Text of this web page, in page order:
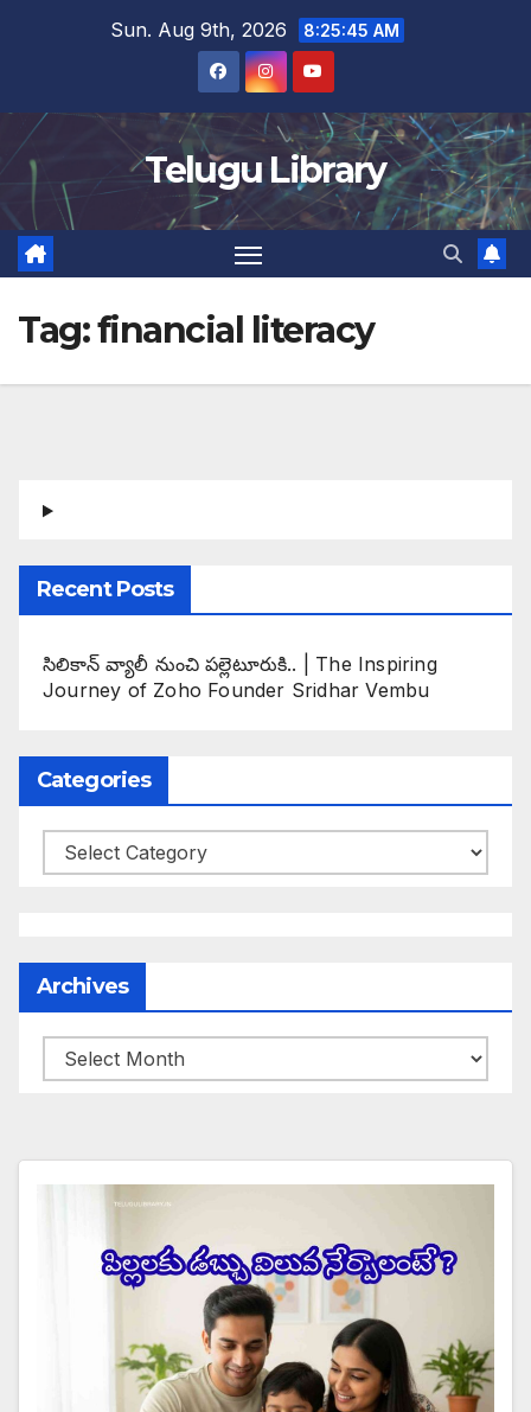
Sun. Aug 9th, 2026 8:25:46 AM
Telugu Library
Tag:financial literacy
Recent Posts
సిలికాన్ వ్యాలీ నుంచి పల్లెటూరుకి.. | The Inspiring
Journey of Zoho Founder Sridhar Vembu
Categories
Categories
Archives
Archives